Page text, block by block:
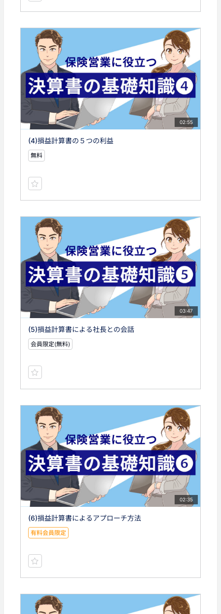
02:55
(4)損益計算書の５つの利益
無料
03:47
(5)損益計算書による社長との会話
会員限定(無料)
02:35
(6)損益計算書によるアプローチ方法
有料会員限定